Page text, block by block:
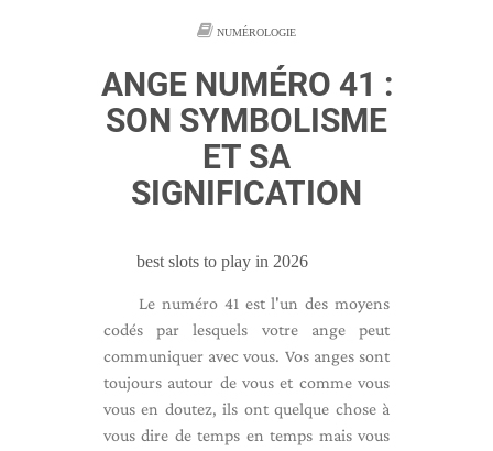
NUMÉROLOGIE
ANGE NUMÉRO 41 :
SON SYMBOLISME
ET SA
SIGNIFICATION
best slots to play in 2026
Le numéro 41 est l'un des moyens
codés par lesquels votre ange peut
communiquer avec vous. Vos anges sont
toujours autour de vous et comme vous
vous en doutez, ils ont quelque chose à
vous dire de temps en temps mais vous